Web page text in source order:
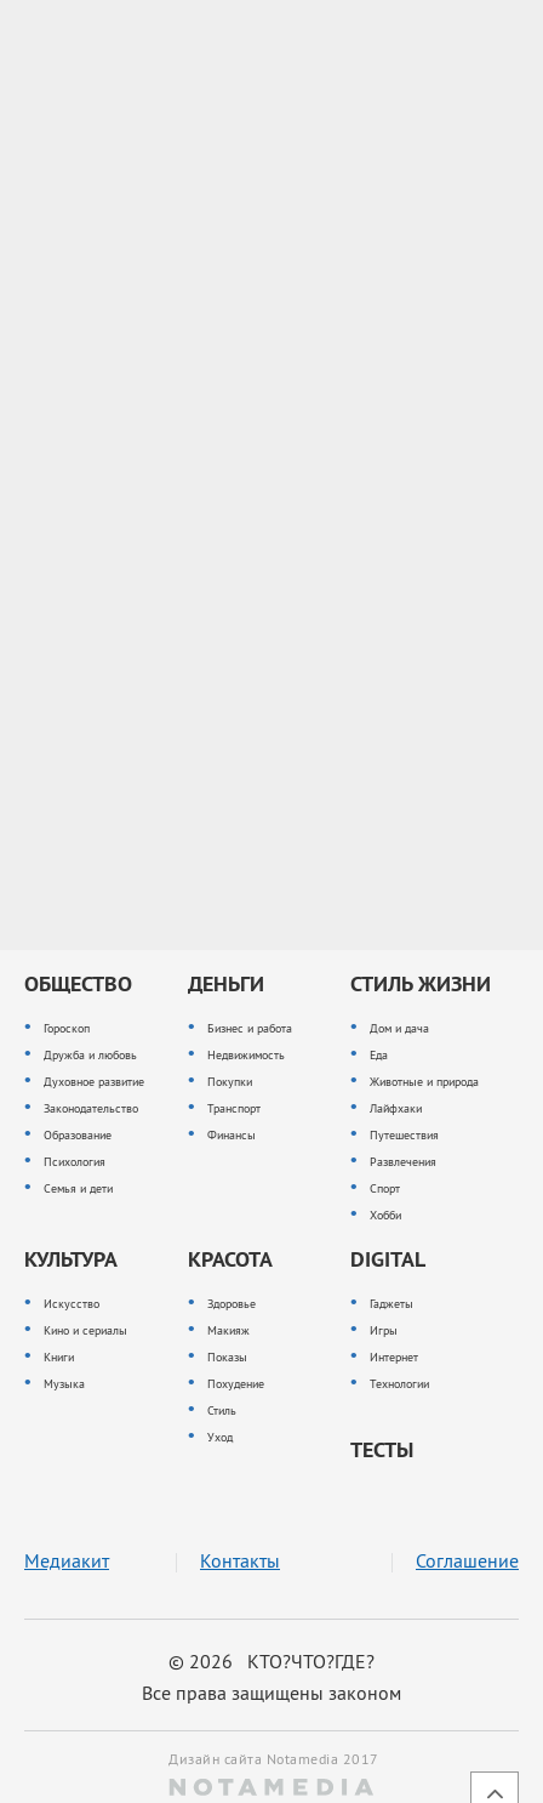
ОБЩЕСТВО
Гороскоп
Дружба и любовь
Духовное развитие
Законодательство
Образование
Психология
Семья и дети
ДЕНЬГИ
Бизнес и работа
Недвижимость
Покупки
Транспорт
Финансы
СТИЛЬ ЖИЗНИ
Дом и дача
Еда
Животные и природа
Лайфхаки
Путешествия
Развлечения
Спорт
Хобби
КУЛЬТУРА
Искусство
Кино и сериалы
Книги
Музыка
КРАСОТА
Здоровье
Макияж
Показы
Похудение
Стиль
Уход
DIGITAL
Гаджеты
Игры
Интернет
Технологии
ТЕСТЫ
© 2026 КТО?ЧТО?ГДЕ?
Все права защищены законом
Медиакит Контакты Соглашение
Дизайн сайта Notamedia 2017